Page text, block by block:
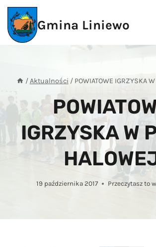
Przejdź
treści
Gmina Liniewo
/Aktualności / POWIATOWE IGRZYSKA
IGRZYSKA W
19 października 2017 Przeczytasz to